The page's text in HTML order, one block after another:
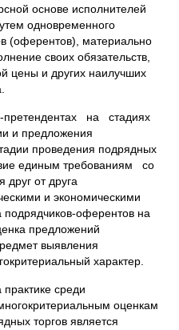
основе исполнителей
одновременного
(оферентов), материально
своих обязательств,
цены и других наилучших
на стадиях
и предложения
проведения подрядных
единым требованиям со
друг от друга
и экономическими
подрядчиков-оферентов на
предложений
выявления
характер.
среди
оценкам
торгов является